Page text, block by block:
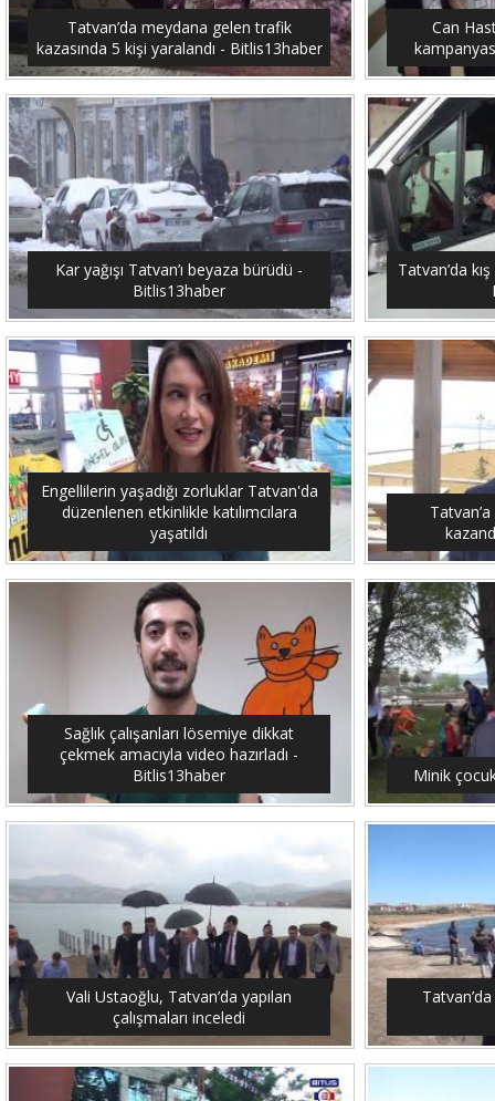
Tatvan’da meydana gelen trafik
kazasında 5 kişi yaralandı - Bitlis13haber
Can
Kar yağışı Tatvan’ı beyaza bürüdü -
Bitlis13haber
Tatvan’da
Engellilerin yaşadığı zorluklar Tatvan'da
düzenlenen etkinlikle katılımcılara
yaşatıldı
Sağlık çalışanları lösemiye dikkat
çekmek amacıyla video hazırladı -
Bitlis13haber
Minik
Vali Ustaoğlu, Tatvan’da yapılan
çalışmaları inceledi